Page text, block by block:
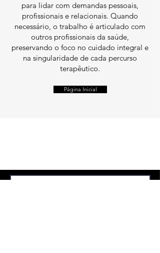
para lidar com demandas pessoais,
profissionais e relacionais. Quando
necessário, o trabalho é articulado com
outros profissionais da saúde,
preservando o foco no cuidado integral e
na singularidade de cada percurso
terapêutico.
Página Inicial